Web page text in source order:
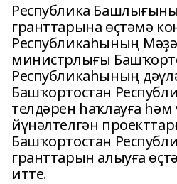
Республика
гранттарына өҫтәмә
Республикаһының
министрлығы
Республикаһының
Башҡортостан
телдәрен һаҡлауға һәм
йүнәлтелгән
Башҡортостан
гранттарын алыуға
итте.